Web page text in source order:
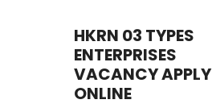
HKRN 03 TYPES
ENTERPRISES
VACANCY APPLY
ONLINE